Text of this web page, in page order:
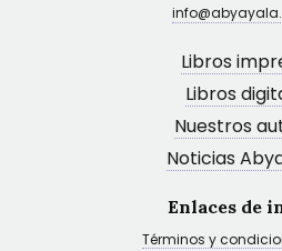
Libros
Libros
Nuestros
Noticias
Enlaces de
Términos y